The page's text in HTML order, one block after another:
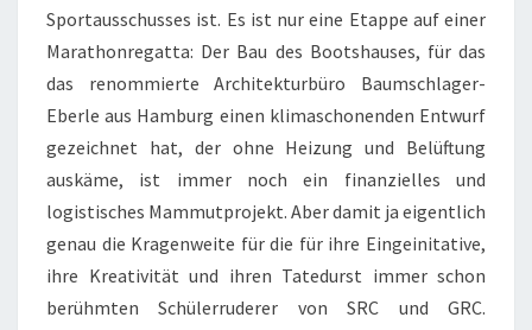
Sportausschusses ist. Es ist nur eine Etappe auf einer
Marathonregatta: Der Bau des Bootshauses, für das
das renommierte Architekturbüro Baumschlager-
Eberle aus Hamburg einen klimaschonenden Entwurf
gezeichnet hat, der ohne Heizung und Belüftung
auskäme, ist immer noch ein finanzielles und
logistisches Mammutprojekt. Aber damit ja eigentlich
genau die Kragenweite für die für ihre Eingeinitative,
ihre Kreativität und ihren Tatedurst immer schon
berühmten Schülerruderer von SRC und GRC.